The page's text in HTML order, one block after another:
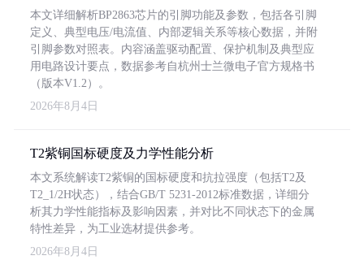
本文详细解析BP2863芯片的引脚功能及参数，包括各引脚
定义、典型电压/电流值、内部逻辑关系等核心数据，并附
引脚参数对照表。内容涵盖驱动配置、保护机制及典型应
用电路设计要点，数据参考自杭州士兰微电子官方规格书
（版本V1.2）。
2026年8月4日
T2紫铜国标硬度及力学性能分析
本文系统解读T2紫铜的国标硬度和抗拉强度（包括T2及
T2_1/2H状态），结合GB/T 5231-2012标准数据，详细分
析其力学性能指标及影响因素，并对比不同状态下的金属
特性差异，为工业选材提供参考。
2026年8月4日